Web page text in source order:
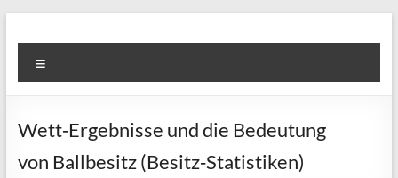
to
content
Super
Fast
Cleaning
&
Wett‑Ergebnisse und die Bedeutung
von Ballbesitz (Besitz‑Statistiken)